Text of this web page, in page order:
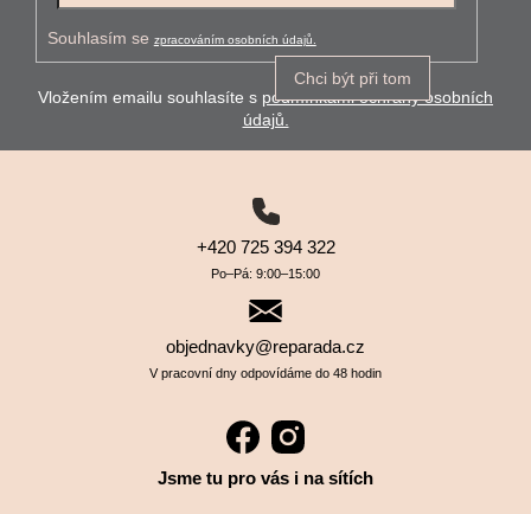
Souhlasím se zpracováním osobních údajů.
Chci být při tom
Vložením emailu souhlasíte s podmínkami ochrany osobních
údajů.
+420 725 394 322
Po–⁠⁠⁠⁠⁠⁠Pá: 9:00–⁠⁠⁠⁠⁠⁠15:00
objednavky@reparada.cz
V pracovní dny odpovídáme do 48 hodin
Jsme tu pro vás i na sítích